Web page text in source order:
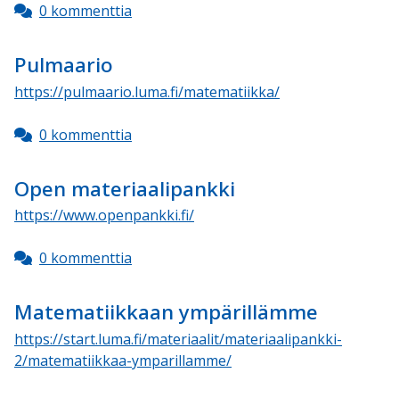
0 kommenttia
Pulmaario
https://pulmaario.luma.fi/matematiikka/
0 kommenttia
Open materiaalipankki
https://www.openpankki.fi/
0 kommenttia
Matematiikkaan ympärillämme
https://start.luma.fi/materiaalit/materiaalipankki-
2/matematiikkaa-ymparillamme/